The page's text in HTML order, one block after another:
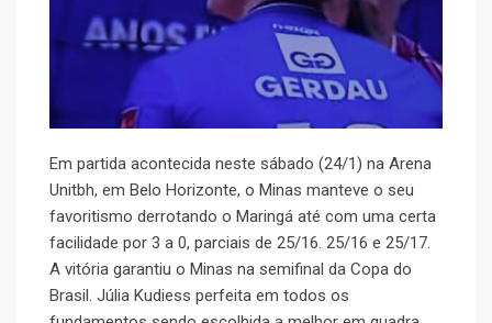
Em partida acontecida neste sábado (24/1) na Arena
Unitbh, em Belo Horizonte, o Minas manteve o seu
favoritismo derrotando o Maringá até com uma certa
facilidade por 3 a 0, parciais de 25/16. 25/16 e 25/17.
A vitória garantiu o Minas na semifinal da Copa do
Brasil. Júlia Kudiess perfeita em todos os